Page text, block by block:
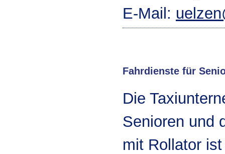
E-Mail:
Fahrdienste für
Die
Senioren und
mit Rollator